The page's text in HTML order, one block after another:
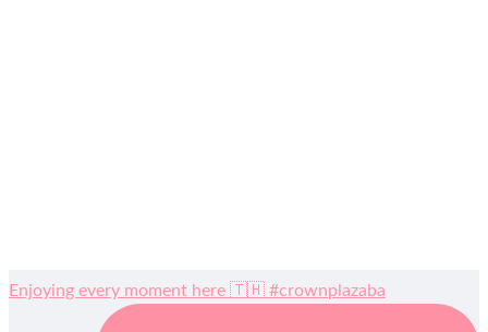
Enjoying every moment here 🇹🇭 #crownplazaba